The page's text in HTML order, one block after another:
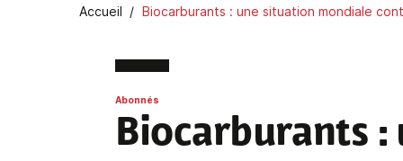
Fil d'Ariane
Accueil Biocarburants : une situation mondiale
Abonnés
Biocarburants :